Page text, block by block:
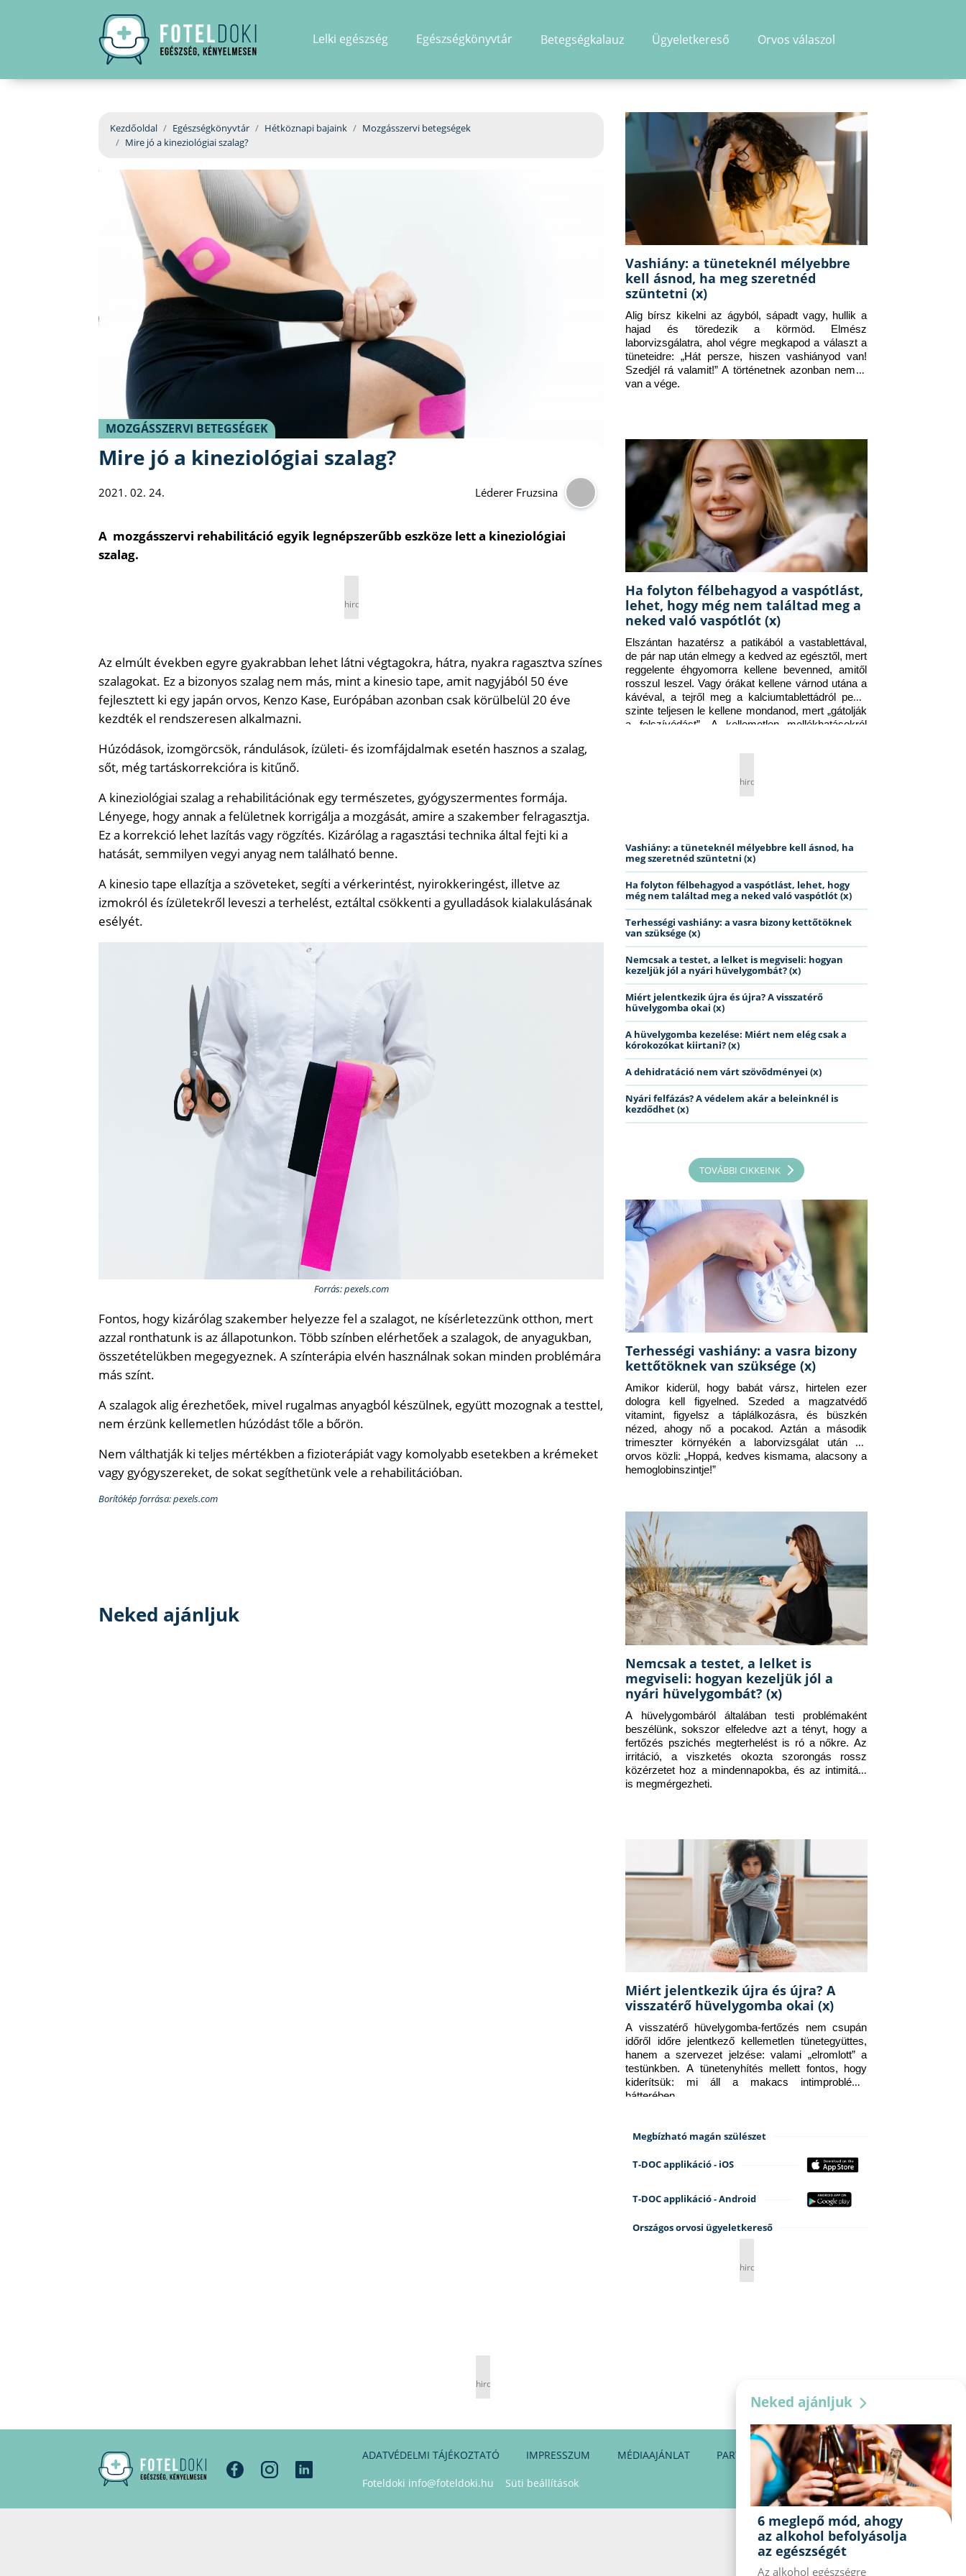
Lelki egészség Egészségkönyvtár Betegségkalauz Ügyeletkereső Orvos válaszol
Kezdőoldal Egészségkönyvtár Hétköznapi bajaink
Mozgásszervi betegségek
Mire jó a kineziológiai szalag?
MOZGÁSSZERVI BETEGSÉGEK
Mire jó a kineziológiai szalag?
2021. 02. 24. Léderer Fruzsina
A mozgásszervi rehabilitáció egyik legnépszerűbb eszköze lett a kineziológiai
szalag.
hirdetés
Az elmúlt években egyre gyakrabban lehet látni végtagokra, hátra, nyakra ragasztva színes
szalagokat. Ez a bizonyos szalag nem más, mint a kinesio tape, amit nagyjából 50 éve
fejlesztett ki egy japán orvos, Kenzo Kase, Európában azonban csak körülbelül 20 éve
kezdték el rendszeresen alkalmazni.
Húzódások, izomgörcsök, rándulások, ízületi- és izomfájdalmak esetén hasznos a szalag,
sőt, még tartáskorrekcióra is kitűnő.
A kineziológiai szalag a rehabilitációnak egy természetes, gyógyszermentes formája.
Lényege, hogy annak a felületnek korrigálja a mozgását, amire a szakember felragasztja.
Ez a korrekció lehet lazítás vagy rögzítés. Kizárólag a ragasztási technika által fejti ki a
hatását, semmilyen vegyi anyag nem található benne.
A kinesio tape ellazítja a szöveteket, segíti a vérkerintést, nyirokkeringést, illetve az
izmokról és ízületekről leveszi a terhelést, eztáltal csökkenti a gyulladások kialakulásának
esélyét.
Forrás: pexels.com
Fontos, hogy kizárólag szakember helyezze fel a szalagot, ne kísérletezzünk otthon, mert
azzal ronthatunk is az állapotunkon. Több színben elérhetőek a szalagok, de anyagukban,
összetételükben megegyeznek. A színterápia elvén használnak sokan minden problémára
más színt.
A szalagok alig érezhetőek, mivel rugalmas anyagból készülnek, együtt mozognak a testtel,
nem érzünk kellemetlen húzódást tőle a bőrön.
Nem válthatják ki teljes mértékben a fizioterápiát vagy komolyabb esetekben a krémeket
vagy gyógyszereket, de sokat segíthetünk vele a rehabilitációban.
Borítókép forrása: pexels.com
Neked ajánljuk
Vashiány: a tüneteknél mélyebbre
kell ásnod, ha meg szeretnéd
szüntetni (x)
Alig bírsz kikelni az ágyból, sápadt vagy, hullik a
hajad és töredezik a körmöd. Elmész
laborvizsgálatra, ahol végre megkapod a választ a
tüneteidre: „Hát persze, hiszen vashiányod van!
Szedjél rá valamit!” A történetnek azonban nem itt
van a vége.
Ha folyton félbehagyod a vaspótlást,
lehet, hogy még nem találtad meg a
neked való vaspótlót (x)
Elszántan hazatérsz a patikából a vastablettával,
de pár nap után elmegy a kedved az egésztől, mert
reggelente éhgyomorra kellene bevenned, amitől
rosszul leszel. Vagy órákat kellene várnod utána a
kávéval, a tejről meg a kalciumtablettádról pedig
szinte teljesen le kellene mondanod, mert „gátolják
a felszívódást”. A kellemetlen mellékhatásokról
hirdetés
Vashiány: a tüneteknél mélyebbre kell ásnod, ha
meg szeretnéd szüntetni (x)
Ha folyton félbehagyod a vaspótlást, lehet, hogy
még nem találtad meg a neked való vaspótlót (x)
Terhességi vashiány: a vasra bizony kettőtöknek
van szüksége (x)
Nemcsak a testet, a lelket is megviseli: hogyan
kezeljük jól a nyári hüvelygombát? (x)
Miért jelentkezik újra és újra? A visszatérő
hüvelygomba okai (x)
A hüvelygomba kezelése: Miért nem elég csak a
kórokozókat kiirtani? (x)
A dehidratáció nem várt szövődményei (x)
Nyári felfázás? A védelem akár a beleinknél is
kezdődhet (x)
TOVÁBBI CIKKEINK
Terhességi vashiány: a vasra bizony
kettőtöknek van szüksége (x)
Amikor kiderül, hogy babát vársz, hirtelen ezer
dologra kell figyelned. Szeded a magzatvédő
vitamint, figyelsz a táplálkozásra, és büszkén
nézed, ahogy nő a pocakod. Aztán a második
trimeszter környékén a laborvizsgálat után az
orvos közli: „Hoppá, kedves kismama, alacsony a
hemoglobinszintje!”
Nemcsak a testet, a lelket is
megviseli: hogyan kezeljük jól a
nyári hüvelygombát? (x)
A hüvelygombáról általában testi problémaként
beszélünk, sokszor elfeledve azt a tényt, hogy a
fertőzés pszichés megterhelést is ró a nőkre. Az
irritáció, a viszketés okozta szorongás rossz
közérzetet hoz a mindennapokba, és az intimitást
is megmérgezheti.
Miért jelentkezik újra és újra? A
visszatérő hüvelygomba okai (x)
A visszatérő hüvelygomba-fertőzés nem csupán
időről időre jelentkező kellemetlen tünetegyüttes,
hanem a szervezet jelzése: valami „elromlott” a
testünkben. A tünetenyhítés mellett fontos, hogy
kiderítsük: mi áll a makacs intimprobléma
hátterében.
Megbízható magán szülészet
T-DOC applikáció - iOS
T-DOC applikáció - Android
Országos orvosi ügyeletkereső
hirdetés
hirdetés
ADATVÉDELMI TÁJÉKOZTATÓ IMPRESSZUM MÉDIAAJÁNLAT PARTNEREINK KAPCSOLAT
Foteldoki info@foteldoki.hu Süti beállítások
Neked ajánljuk
6 meglepő mód, ahogy
az alkohol befolyásolja
az egészségét
Az alkohol egészségre